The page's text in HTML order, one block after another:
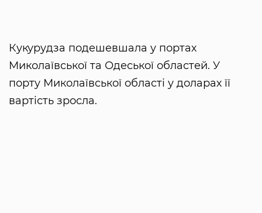
Кукурудза подешевшала у портах
Миколаївської та Одеської областей. У
порту Миколаївської області у доларах її
вартість зросла.